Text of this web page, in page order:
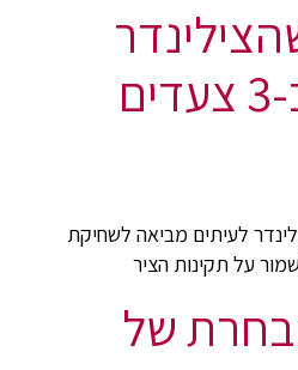
שלכם תקין ב-3 צעדים
לעיתים מביאה לשחיקת
על תקינות הציר
של